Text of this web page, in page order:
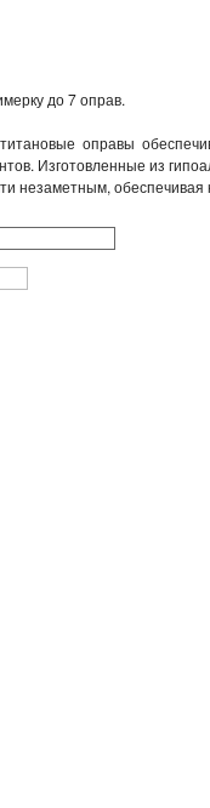
до 7 оправ.
оправы
Изготовленные из
незаметным,